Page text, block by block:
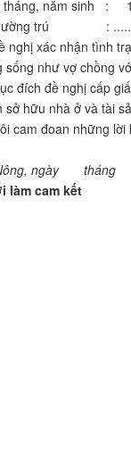
tháng, năm sinh :
trú :
xác nhận tình
sống như vợ chồng
đích đề nghị cấp
sở hữu nhà ở và tài
đoan những lời
, ngày tháng
làm cam kết